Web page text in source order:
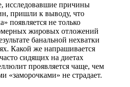
исследовавшие причины
пришли к выводу, что
появляется не только
жировых отложений
банальной нехватки
Какой же напрашивается
сидящих на диетах
проявляется чаще, чем
«заморочками» не страдает.